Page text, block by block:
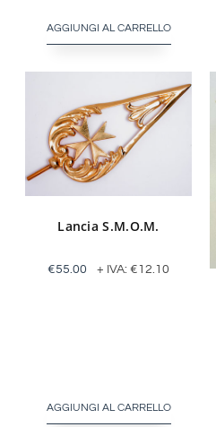
AGGIUNGI AL CARRELLO
Lancia S.M.O.M.
€55.00 + IVA: € 12.10
AGGIUNGI AL CARRELLO